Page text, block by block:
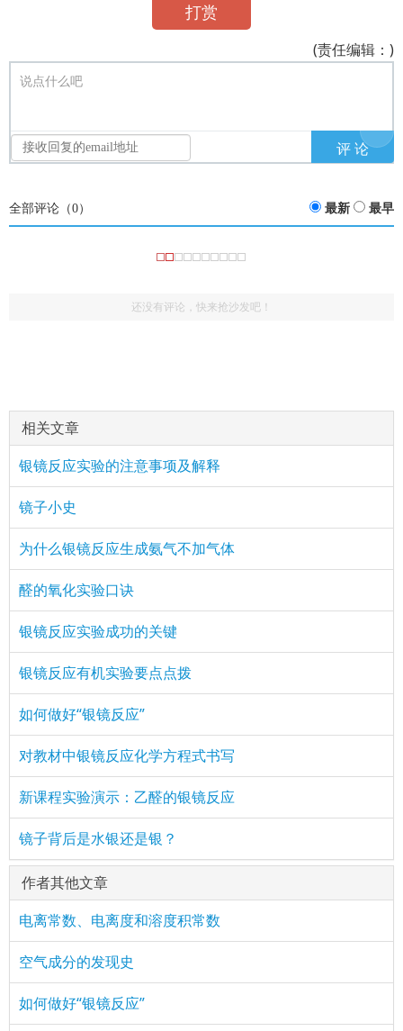
打赏
(责任编辑：)
说点什么吧
全部评论（0） 最新 最早
还没有评论，快来抢沙发吧！
相关文章
银镜反应实验的注意事项及解释
镜子小史
为什么银镜反应生成氨气不加气体
醛的氧化实验口诀
银镜反应实验成功的关键
银镜反应有机实验要点点拨
如何做好“银镜反应”
对教材中银镜反应化学方程式书写
新课程实验演示：乙醛的银镜反应
镜子背后是水银还是银？
作者其他文章
电离常数、电离度和溶度积常数
空气成分的发现史
如何做好“银镜反应”